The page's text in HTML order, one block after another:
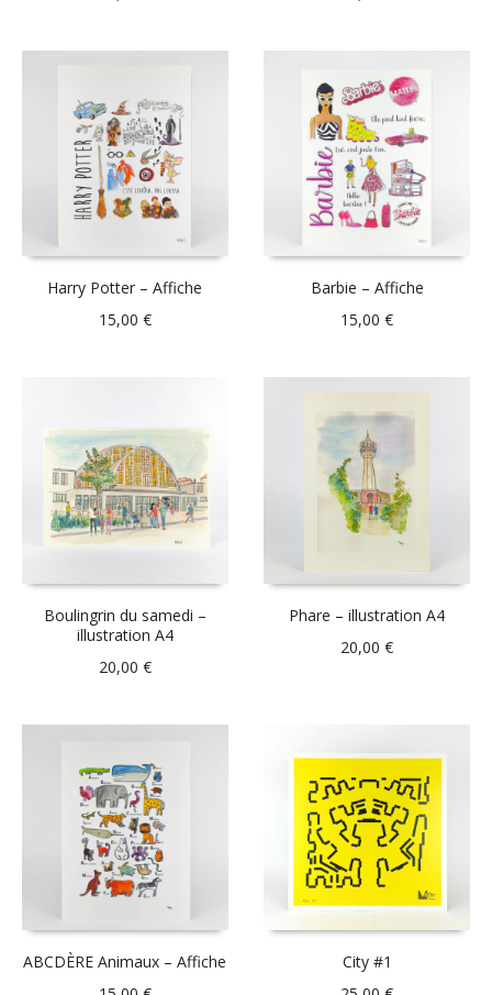
Harry Potter – Affiche
15,00 €
Barbie – Affiche
15,00€
Boulingrin du samedi –
illustration A4
20,00 €
Phare – illustration A4
20,00€
ABCDÈRE Animaux – Affiche
City #1